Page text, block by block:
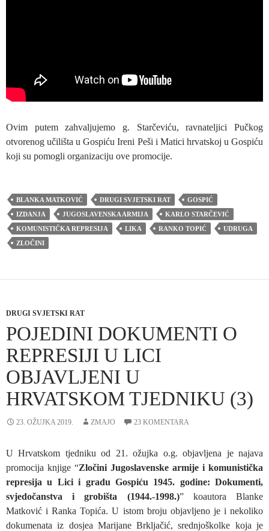
Ovim putem zahvaljujemo g. Starčeviću, ravnateljici Pučkog
otvorenog učilišta u Gospiću Ireni Peši i Matici hrvatskoj u Gospiću
koji su pomogli organizaciju ove promocije.
BLANKA MATKOVIĆ DRUGI SVJETSKI RAT
GOSPIĆ
IZDANJA
JUGOSLAVENSKA ARMIJA
KARLO STARČEVIĆ
KOMUNISTIČKA REPRESIJA
LIKA RANKO TOPIĆ
UDRUGA
ZLOČINI
DRUGI SVJETSKI RAT
POJEDINI DOKUMENTI O
REPRESIJI U LICI
OBJAVLJENI U
HRVATSKOM TJEDNIKU (3)
23. OŽUJKA 2019. ZMAJO 23 KOMENTARA
U Hrvatskom tjedniku od 21. ožujka o.g. objavljena je najava
promocija knjige “Zločini Jugoslavenske armije i komunistička
represija u Lici i gradu Gospiću 1945. godine: Dokumenti,
svjedočanstva i grobišta (1944.-1998.)” koautora Blanke
Matković i Ranka Topića. U istom broju objavljeno je i nekoliko
dokumenata iz dosjea Marijane Brkljačić, srednjoškolke koja je